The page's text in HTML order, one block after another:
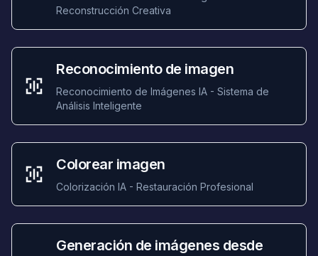
Reconstrucción Creativa
Reconocimiento de imagen
Reconocimiento de Imágenes IA - Sistema de
Análisis Inteligente
Colorear imagen
Colorización IA - Restauración Profesional
Generación de imágenes desde